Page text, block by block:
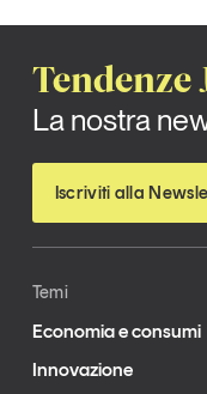
Tendenze
La nostra
Iscriviti alla
Temi
Economia e consumi
Innovazione